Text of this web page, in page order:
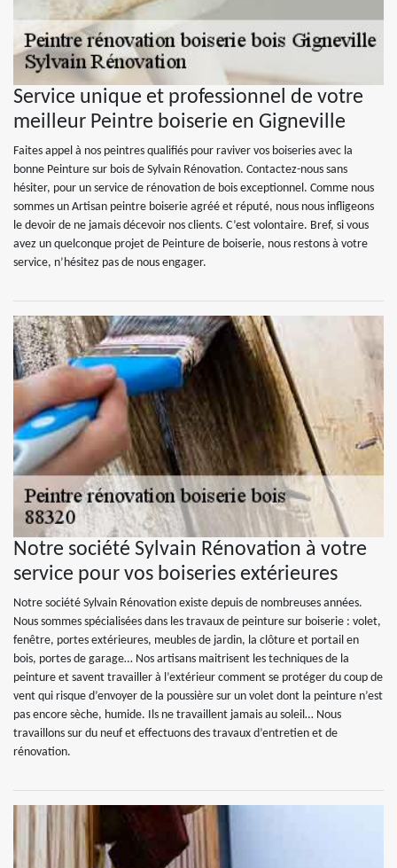
Service unique et professionnel de votre
meilleur Peintre boiserie en Gigneville
Faites appel à nos peintres qualifiés pour raviver vos boiseries avec la
bonne Peinture sur bois de Sylvain Rénovation. Contactez-nous sans
hésiter, pour un service de rénovation de bois exceptionnel. Comme nous
sommes un Artisan peintre boiserie agréé et réputé, nous nous infligeons
le devoir de ne jamais décevoir nos clients. C’est volontaire. Bref, si vous
avez un quelconque projet de Peinture de boiserie, nous restons à votre
service, n’hésitez pas de nous engager.
Notre société Sylvain Rénovation à votre
service pour vos boiseries extérieures
Notre société Sylvain Rénovation existe depuis de nombreuses années.
Nous sommes spécialisées dans les travaux de peinture sur boiserie : volet,
fenêtre, portes extérieures, meubles de jardin, la clôture et portail en
bois, portes de garage… Nos artisans maitrisent les techniques de la
peinture et savent travailler à l’extérieur comment se protéger du coup de
vent qui risque d’envoyer de la poussière sur un volet dont la peinture n’est
pas encore sèche, humide. Ils ne travaillent jamais au soleil… Nous
travaillons sur du neuf et effectuons des travaux d’entretien et de
rénovation.